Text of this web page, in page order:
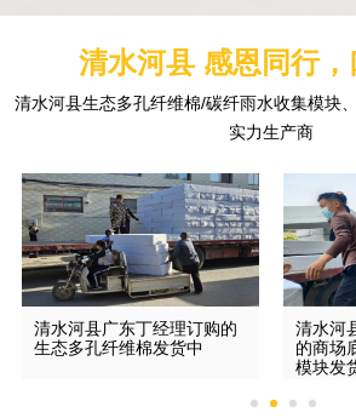
清水河县 感恩同行
清水河县生态多孔纤维棉/碳纤雨水收集模块
实力生产商
清水河县广东丁经理订购的
生态多孔纤维棉发货中
清水河
的商场
模块发